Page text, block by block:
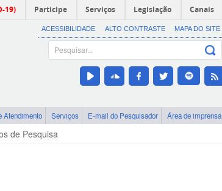
19) Participe Serviços Legislação Canais
ACESSIBILIDADE ALTO CONTRASTE MAPA DO SITE
Atendimento Serviços E-mail do Pesquisador Área de imprensa
de Pesquisa